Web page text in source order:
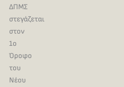
ΔΠΜΣ
στεγάζεται
στον
1ο
Όροφο
του
Νέου